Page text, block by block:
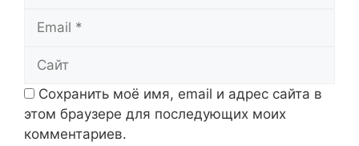
Сохранить моё имя, email и адрес сайта в
этом браузере для последующих моих
комментариев.